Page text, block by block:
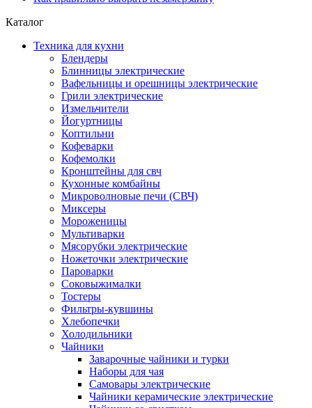
Каталог
Техника для кухни
Блендеры
Блинницы электрические
Вафельницы и орешницы электрические
Грили электрические
Измельчители
Йогуртницы
Коптильни
Кофеварки
Кофемолки
Кронштейны для свч
Кухонные комбайны
Микроволновые печи (СВЧ)
Миксеры
Мороженицы
Мультиварки
Мясорубки электрические
Ножеточки электрические
Пароварки
Соковыжималки
Тостеры
Фильтры-кувшины
Хлебопечки
Холодильники
Чайники
Заварочные чайники и турки
Наборы для чая
Самовары электрические
Чайники керамические электрические